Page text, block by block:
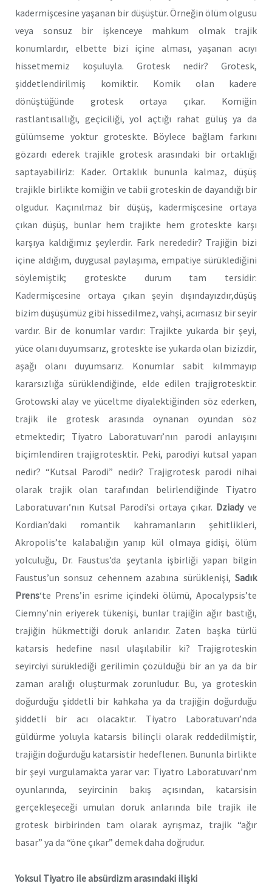
kadermişcesine yaşanan bir düşüştür. Örneğin ölüm olgusu
veya sonsuz bir işkenceye mahkum olmak trajik
konumlardır, elbette bizi içine alması, yaşanan acıyı
hissetmemiz koşuluyla. Grotesk nedir? Grotesk,
şiddetlendirilmiş komiktir. Komik olan kadere
dönüştüğünde grotesk ortaya çıkar. Komiğin
rastlantısallığı, geçiciliği, yol açtığı rahat gülüş ya da
gülümseme yoktur groteskte. Böylece bağlam farkını
gözardı ederek trajikle grotesk arasındaki bir ortaklığı
saptayabiliriz: Kader. Ortaklık bununla kalmaz, düşüş
trajikle birlikte komiğin ve tabii groteskin de dayandığı bir
olgudur. Kaçınılmaz bir düşüş, kadermişcesine ortaya
çıkan düşüş, bunlar hem trajikte hem groteskte karşı
karşıya kaldığımız şeylerdir. Fark nerededir? Trajiğin bizi
içine aldığım, duygusal paylaşıma, empatiye sürüklediğini
söylemiştik; groteskte durum tam tersidir:
Kadermişcesine ortaya çıkan şeyin dışındayızdır,düşüş
bizim düşüşümüz gibi hissedilmez, vahşi, acımasız bir seyir
vardır. Bir de konumlar vardır: Trajikte yukarda bir şeyi,
yüce olanı duyumsarız, groteskte ise yukarda olan bizizdir,
aşağı olanı duyumsarız. Konumlar sabit kılmmayıp
kararsızlığa sürüklendiğinde, elde edilen trajigrotesktir.
Grotowski alay ve yüceltme diyalektiğinden söz ederken,
trajik ile grotesk arasında oynanan oyundan söz
etmektedir; Tiyatro Laboratuvarı’nın parodi anlayışını
biçimlendiren trajigrotesktir. Peki, parodiyi kutsal yapan
nedir? “Kutsal Parodi” nedir? Trajigrotesk parodi nihai
olarak trajik olan tarafından belirlendiğinde Tiyatro
Laboratuvarı’nın Kutsal Parodi’si ortaya çıkar. Dziadyve
Kordian’daki romantik kahramanların şehitlikleri,
Akropolis’te kalabalığın yanıp kül olmaya gidişi, ölüm
yolculuğu, Dr. Faustus’da şeytanla işbirliği yapan bilgin
Faustus’un sonsuz cehennem azabına sürüklenişi, Sadık
Prens‘te Prens’in esrime içindeki ölümü, Apocalypsis’te
Ciemny’nin eriyerek tükenişi, bunlar trajiğin ağır bastığı,
trajiğin hükmettiği doruk anlarıdır. Zaten başka türlü
katarsis hedefine nasıl ulaşılabilir ki? Trajigroteskin
seyirciyi sürüklediği gerilimin çözüldüğü bir an ya da bir
zaman aralığı oluşturmak zorunludur. Bu, ya groteskin
doğurduğu şiddetli bir kahkaha ya da trajiğin doğurduğu
şiddetli bir acı olacaktır. Tiyatro Laboratuvarı’nda
güldürme yoluyla katarsis bilinçli olarak reddedilmiştir,
trajiğin doğurduğu katarsistir hedeflenen. Bununla birlikte
bir şeyi vurgulamakta yarar var: Tiyatro Laboratuvarı’nm
oyunlarında, seyircinin bakış açısından, katarsisin
gerçekleşeceği umulan doruk anlarında bile trajik ile
grotesk birbirinden tam olarak ayrışmaz, trajik “ağır
basar” ya da “öne çıkar” demek daha doğrudur.
Yoksul Tiyatro ile absürdizm arasındaki ilişki